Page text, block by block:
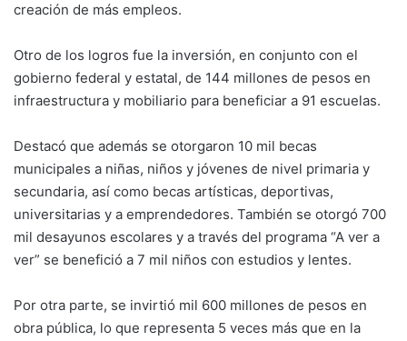
creación de más empleos.
Otro de los logros fue la inversión, en conjunto con el
gobierno federal y estatal, de 144 millones de pesos en
infraestructura y mobiliario para beneficiar a 91 escuelas.
Destacó que además se otorgaron 10 mil becas
municipales a niñas, niños y jóvenes de nivel primaria y
secundaria, así como becas artísticas, deportivas,
universitarias y a emprendedores. También se otorgó 700
mil desayunos escolares y a través del programa “A ver a
ver” se benefició a 7 mil niños con estudios y lentes.
Por otra parte, se invirtió mil 600 millones de pesos en
obra pública, lo que representa 5 veces más que en la